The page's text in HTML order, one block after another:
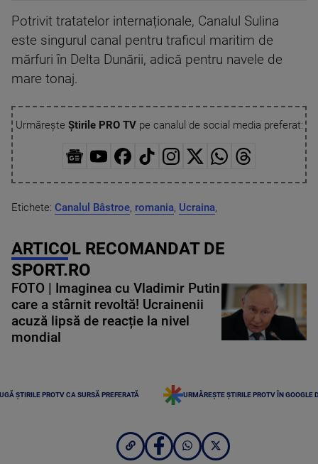
Potrivit tratatelor internaționale, Canalul Sulina
este singurul canal pentru traficul maritim de
mărfuri în Delta Dunării, adică pentru navele de
mare tonaj.
Urmărește Știrile PRO TVpe canalul de social media preferat:
Etichete: Canalul Bâstroe, romania, Ucraina,
ARTICOL RECOMANDAT DE
SPORT.RO
FOTO | Imaginea cu Vladimir Putin
care a stârnit revoltă! Ucrainenii
acuză lipsă de reacție la nivel
mondial
ȘTIRILE PROTV CA SURSĂ PREFERATĂ URMĂREȘTE ȘTIRILE PROTV ÎN GOOGLE